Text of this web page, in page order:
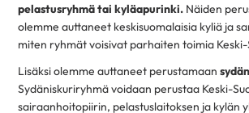
pelastusryhmä tai kyläapurinki. Näiden
olemme auttaneet keskisuomalaisia kyliä ja
miten ryhmät voisivat parhaiten toimia Keski-
Lisäksi olemme auttaneet perustamaan
Sydäniskuriryhmä voidaan perustaa Keski-
sairaanhoitopiirin, pelastuslaitoksen ja kylän